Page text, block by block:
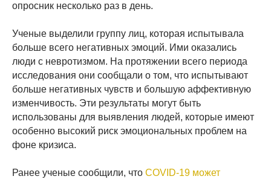
опросник несколько раз в день.
Ученые выделили группу лиц, которая испытывала
больше всего негативных эмоций. Ими оказались
люди с невротизмом. На протяжении всего периода
исследования они сообщали о том, что испытывают
больше негативных чувств и большую аффективную
изменчивость. Эти результаты могут быть
использованы для выявления людей, которые имеют
особенно высокий риск эмоциональных проблем на
фоне кризиса.
Ранее ученые сообщили, что COVID-19 может